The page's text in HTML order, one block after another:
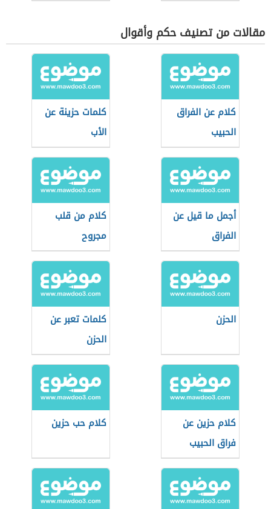
مقالات من تصنيف حكم وأقوال
كلام عن الفراق
الحبيب
كلمات حزينة عن
الأب
أجمل ما قيل عن
الفراق
كلام من قلب
مجروح
الحزن
كلمات تعبر عن
الحزن
كلام حزين عن
فراق الحبيب
كلام حب حزين